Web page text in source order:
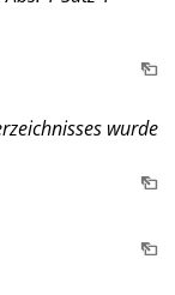
wurde